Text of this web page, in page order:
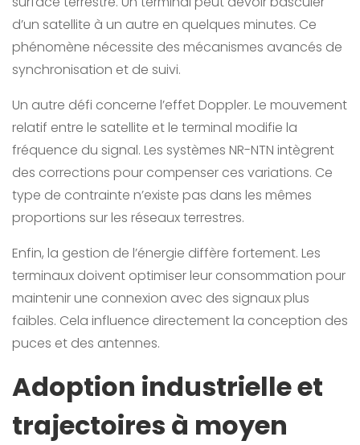
d’un satellite à un autre en quelques minutes. Ce
phénomène nécessite des mécanismes avancés de
synchronisation et de suivi.
Un autre défi concerne l’effet Doppler. Le mouvement
relatif entre le satellite et le terminal modifie la
fréquence du signal. Les systèmes NR-NTN intègrent
des corrections pour compenser ces variations. Ce
type de contrainte n’existe pas dans les mêmes
proportions sur les réseaux terrestres.
Enfin, la gestion de l’énergie diffère fortement. Les
terminaux doivent optimiser leur consommation pour
maintenir une connexion avec des signaux plus
faibles. Cela influence directement la conception des
puces et des antennes.
Adoption industrielle et
trajectoires à moyen